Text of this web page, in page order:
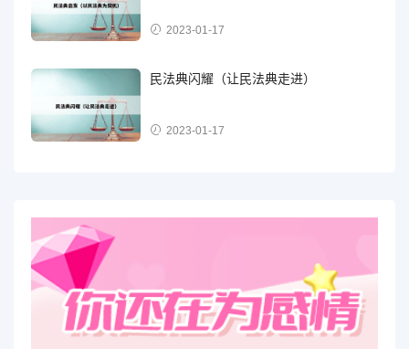
2023-01-17
民法典闪耀（让民法典走进）
2023-01-17